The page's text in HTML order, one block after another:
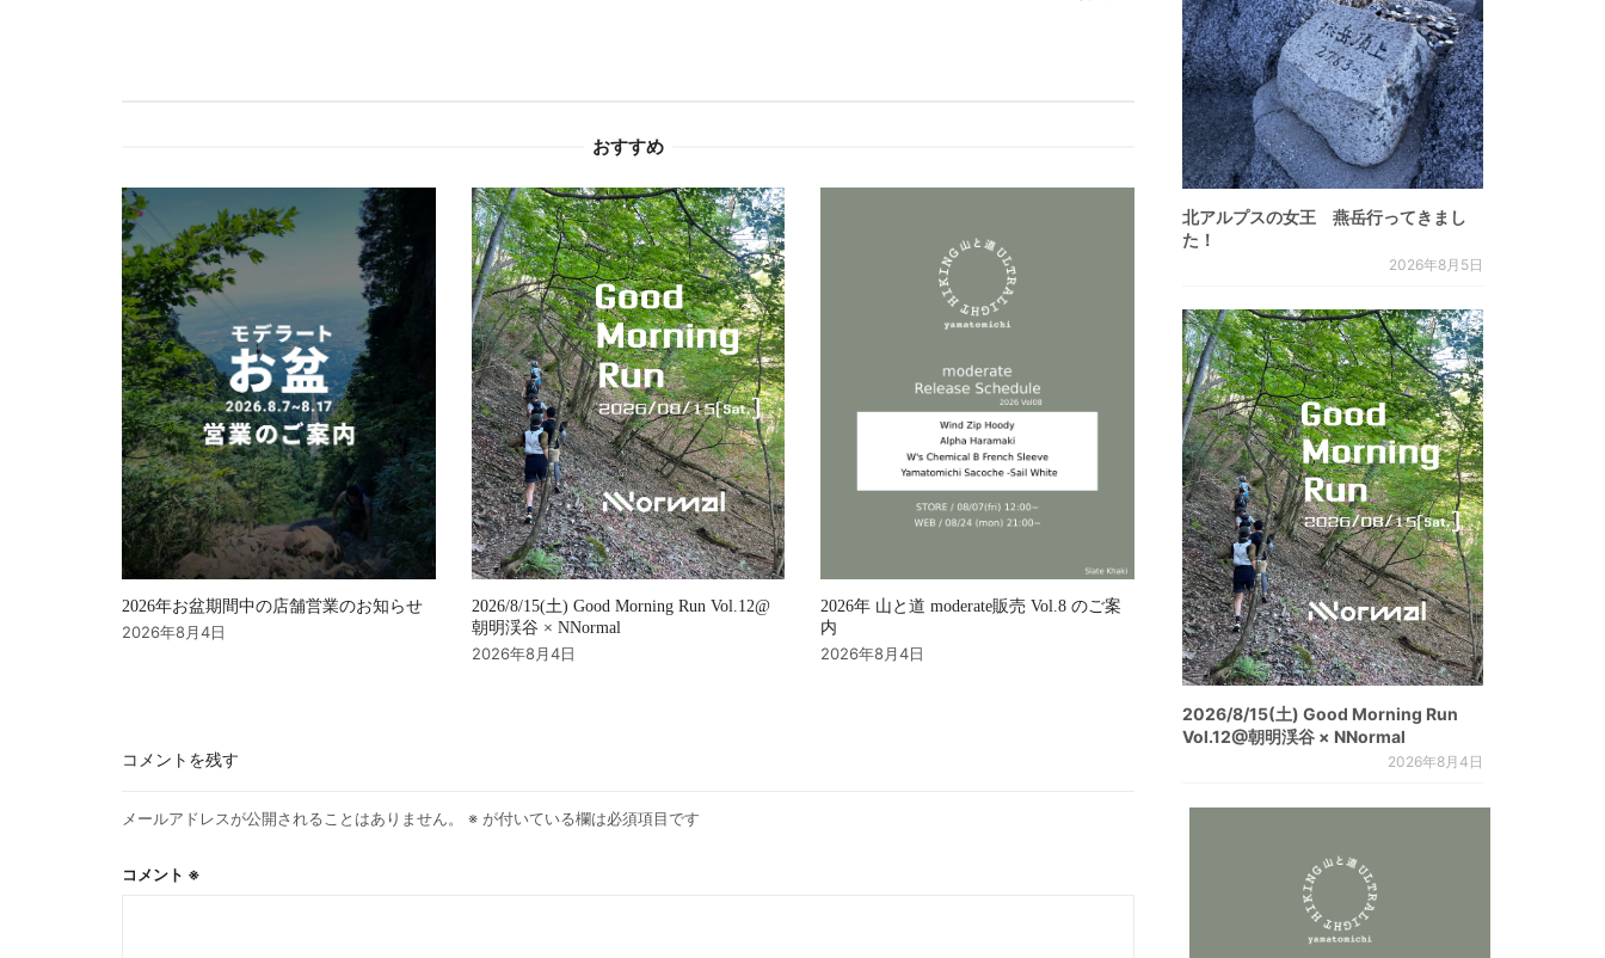
シ
ョ
ン
おすすめ
2026年お盆期間中の店舗営業のお知らせ
2026年8月4日
2026/8/15(土) Good Morning Run Vol.12@
朝明渓谷 × NNormal
2026年8月4日
2026年 山と道 moderate販売 Vol.8 のご案
内
2026年8月4日
コメントを残す
メールアドレスが公開されることはありません。 ※ が付いている欄は必須項目です
コメント ※
北アルプスの女王 燕岳行ってきまし
た！
2026年8月5日
2026/8/15(土) Good Morning Run
Vol.12@朝明渓谷 × NNormal
2026年8月4日